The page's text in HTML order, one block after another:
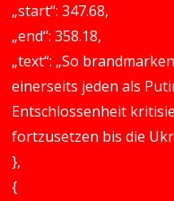
„start“: 347.68,
„end“: 358.18,
„text“: „So
einerseits jeden als
Entschlossenheit
fortzusetzen bis die
},
{